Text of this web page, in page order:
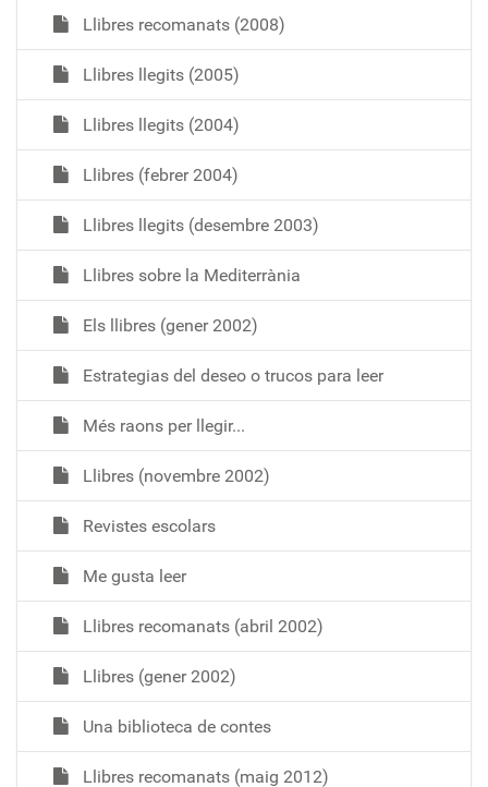
Llibres recomanats (2008)
Llibres llegits (2005)
Llibres llegits (2004)
Llibres (febrer 2004)
Llibres llegits (desembre 2003)
Llibres sobre la Mediterrània
Els llibres (gener 2002)
Estrategias del deseo o trucos para leer
Més raons per llegir...
Llibres (novembre 2002)
Revistes escolars
Me gusta leer
Llibres recomanats (abril 2002)
Llibres (gener 2002)
Una biblioteca de contes
Llibres recomanats (maig 2012)